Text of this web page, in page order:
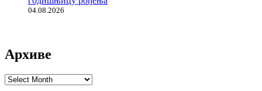
04.08.2026
Архиве
Архиве